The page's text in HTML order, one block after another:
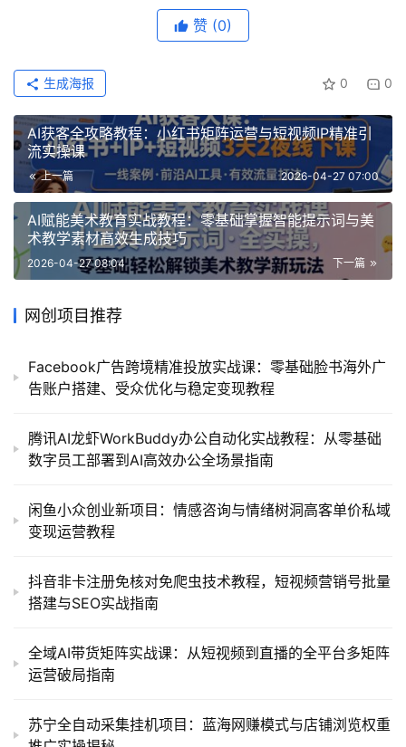
赞 (0)
0 0
生成海报
AI获客全攻略教程：小红书矩阵运营与短视频IP精准引
流实操课
上一篇 2026-04-27 07:00
AI赋能美术教育实战教程：零基础掌握智能提示词与美
术教学素材高效生成技巧
下一篇
2026-04-27 08:04
网创项目推荐
Facebook广告跨境精准投放实战课：零基础脸书海外广
告账户搭建、受众优化与稳定变现教程
腾讯AI龙虾WorkBuddy办公自动化实战教程：从零基础
数字员工部署到AI高效办公全场景指南
闲鱼小众创业新项目：情感咨询与情绪树洞高客单价私域
变现运营教程
抖音非卡注册免核对免爬虫技术教程，短视频营销号批量
搭建与SEO实战指南
全域AI带货矩阵实战课：从短视频到直播的全平台多矩阵
运营破局指南
苏宁全自动采集挂机项目：蓝海网赚模式与店铺浏览权重